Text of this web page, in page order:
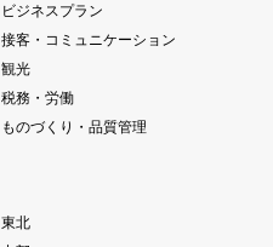
ビジネスプラン
接客・コミュニケーション
観光
税務・労働
ものづくり・品質管理
東北